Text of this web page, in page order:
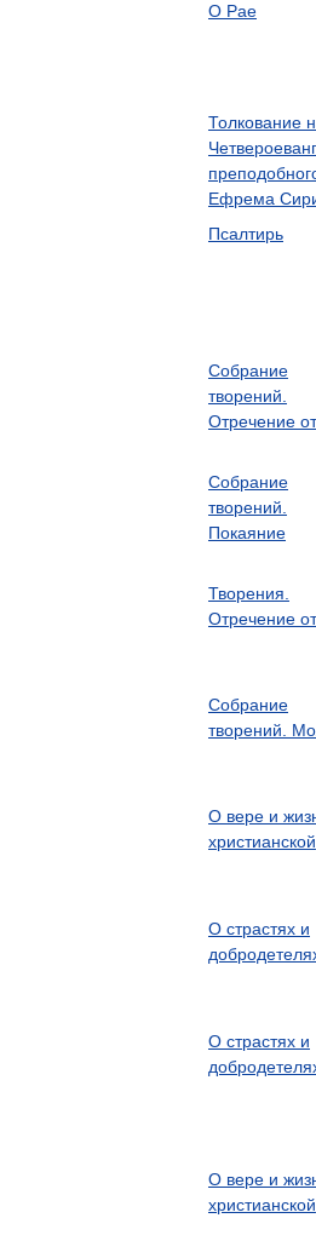
О Рае
Толкование
Ефрема
Псалтирь
Собрание
творений.
Отречение
Собрание
творений.
Покаяние
Творения.
Отречение
Собрание
творений.
О вере и
христианской
О страстях и
О страстях и
О вере и
христианской